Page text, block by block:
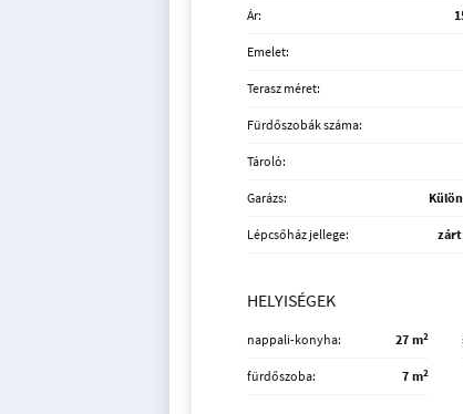
Ár:
Emelet:
Terasz méret:
Fürdőszobák száma:
Tároló:
Garázs:
Lépcsőház jellege: zárt
HELYISÉGEK
nappali-konyha 27 m2
fürdőszoba 7 m2